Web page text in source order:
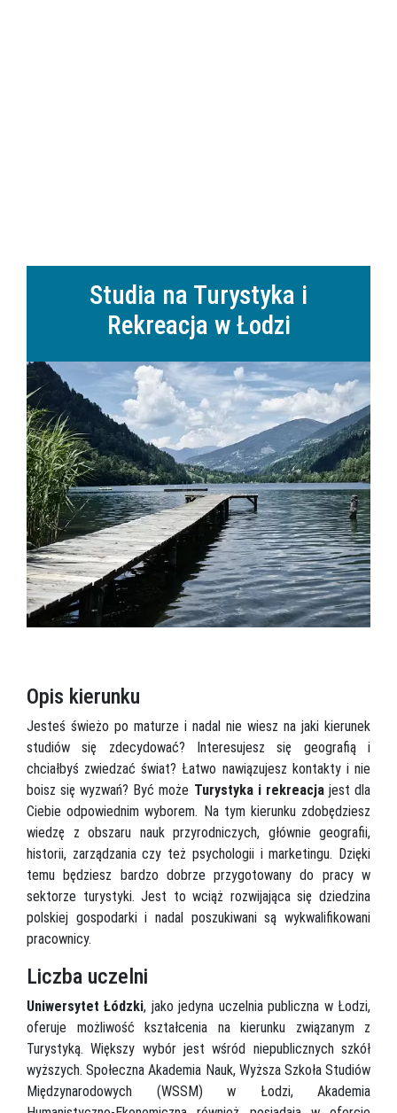
Studia na Turystyka i
Rekreacja w Łodzi
Opis kierunku
Jesteś świeżo po maturze i nadal nie wiesz na jaki kierunek
studiów się zdecydować? Interesujesz się geografią i
chciałbyś zwiedzać świat? Łatwo nawiązujesz kontakty i nie
boisz się wyzwań? Być może Turystyka i rekreacjajest dla
Ciebie odpowiednim wyborem. Na tym kierunku zdobędziesz
wiedzę z obszaru nauk przyrodniczych, głównie geografii,
historii, zarządzania czy też psychologii i marketingu. Dzięki
temu będziesz bardzo dobrze przygotowany do pracy w
sektorze turystyki. Jest to wciąż rozwijająca się dziedzina
polskiej gospodarki i nadal poszukiwani są wykwalifikowani
pracownicy.
Liczba uczelni
Uniwersytet Łódzki, jako jedyna uczelnia publiczna w Łodzi,
oferuje możliwość kształcenia na kierunku związanym z
Turystyką. Większy wybór jest wśród niepublicznych szkół
wyższych. Społeczna Akademia Nauk, Wyższa Szkoła Studiów
Międzynarodowych (WSSM) w Łodzi, Akademia